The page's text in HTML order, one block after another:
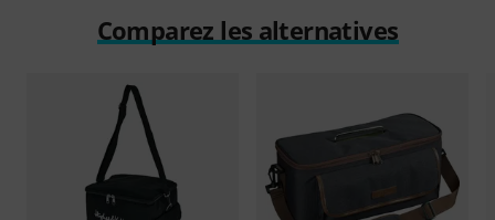
Comparez les alternatives